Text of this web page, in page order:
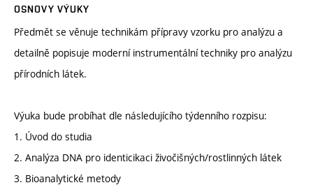
OSNOVY VÝUKY
Předmět se věnuje technikám přípravy vzorku pro analýzu a
detailně popisuje moderní instrumentální techniky pro analýzu
přírodních látek.
Výuka bude probíhat dle následujícího týdenního rozpisu:
1. Úvod do studia
2. Analýza DNA pro identicikaci živočišných/rostlinných látek
3. Bioanalytické metody